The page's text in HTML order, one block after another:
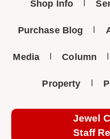
Shop Info
Purchase Blog
Media Column
Property
Jewel
Staff